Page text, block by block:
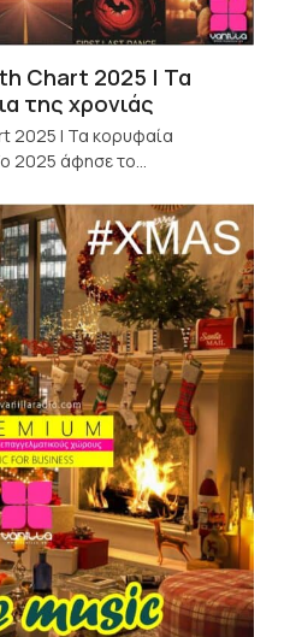
Chart 2025 | Τα
της χρονιάς
2025 | Τα κορυφαία
2025 άφησε το…